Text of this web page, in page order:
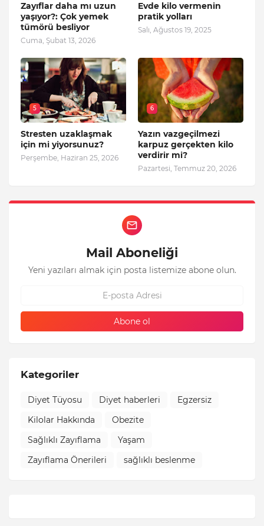
Zayıflar daha mı uzun
yaşıyor?: Çok yemek
tümörü besliyor
Cuma, Şubat 13, 2026
Evde kilo vermenin
pratik yolları
Salı, Ağustos 19, 2025
5
Stresten uzaklaşmak
için mi yiyorsunuz?
Perşembe, Haziran 25, 2026
6
Yazın vazgeçilmezi
karpuz gerçekten kilo
verdirir mi?
Pazartesi, Temmuz 20, 2026
Mail Aboneliği
Yeni yazıları almak için posta listemize abone olun.
Kategoriler
Diyet Tüyosu Diyet haberleri
Egzersiz
Kilolar Hakkında
Obezite
Sağlıklı Zayıflama
Yaşam
Zayıflama Önerileri
sağlıklı beslenme